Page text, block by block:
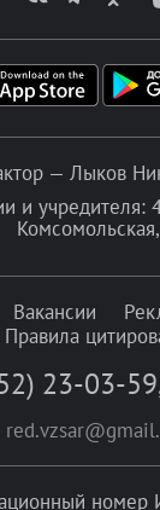
— Лыков
и учредителя:
Вакансии
Правила
23-03-59